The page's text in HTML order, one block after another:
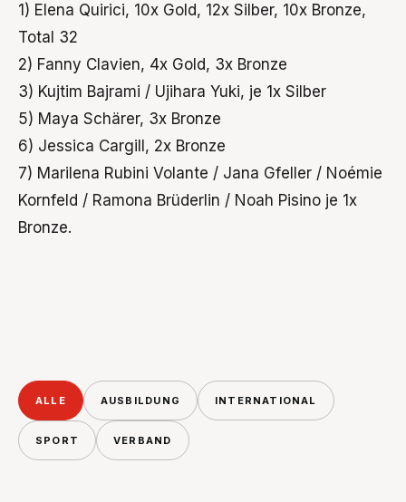
1) Elena Quirici, 10x Gold, 12x Silber, 10x Bronze,
Total 32
2) Fanny Clavien, 4x Gold, 3x Bronze
3) Kujtim Bajrami / Ujihara Yuki, je 1x Silber
5) Maya Schärer, 3x Bronze
6) Jessica Cargill, 2x Bronze
7) Marilena Rubini Volante / Jana Gfeller / Noémie
Kornfeld / Ramona Brüderlin / Noah Pisino je 1x
Bronze.
ALLE AUSBILDUNG INTERNATIONAL
SPORT VERBAND